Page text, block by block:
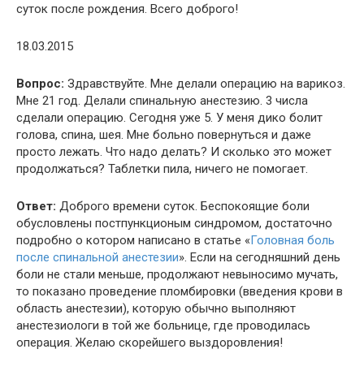
суток после рождения. Всего доброго!
18.03.2015
Вопрос: Здравствуйте. Мне делали операцию на варикоз.
Мне 21 год. Делали спинальную анестезию. 3 числа
сделали операцию. Сегодня уже 5. У меня дико болит
голова, спина, шея. Мне больно повернуться и даже
просто лежать. Что надо делать? И сколько это может
продолжаться? Таблетки пила, ничего не помогает.
Ответ: Доброго времени суток. Беспокоящие боли
обусловлены постпункционым синдромом, достаточно
подробно о котором написано в статье «Головная боль
после спинальной анестезии». Если на сегодняшний день
боли не стали меньше, продолжают невыносимо мучать,
то показано проведение пломбировки (введения крови в
область анестезии), которую обычно выполняют
анестезиологи в той же больнице, где проводилась
операция. Желаю скорейшего выздоровления!